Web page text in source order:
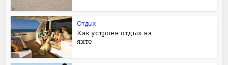
Отдых
Как устроен отдых на
яхте